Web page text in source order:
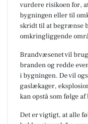
vurdere risikoen for,
bygningen eller til
skridt til at begrænse
omkringliggende
Brandvæsenet vil
branden og redde
i bygningen. De vil
gaslækager,
kan opstå som følge
Det er vigtigt, at alle